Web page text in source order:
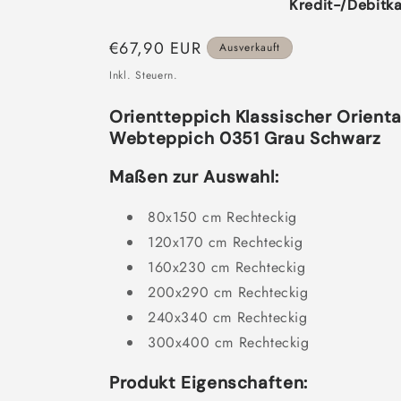
Kredit-/
Normaler
Preis
€67,90 EUR
Ausverkauft
Inkl. Steuern.
Orientteppich Klassischer
Webteppich 0351 Grau Schwarz
Maßen zur Auswahl:
80x150 cm Rechteckig
120x170 cm Rechteckig
160x230 cm Rechteckig
200x290 cm Rechteckig
240x340 cm Rechteckig
300x400 cm Rechteckig
Produkt Eigenschaften: